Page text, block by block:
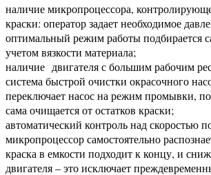
наличие микропроцессора,
краски: оператор задает необходимое
оптимальный режим работы подбирается
учетом вязкости материала;
наличие двигателя с большим рабочим
система быстрой очистки окрасочного
переключает насос на режим промывки,
сама очищается от остатков краски;
автоматический контроль над скоростью
микропроцессор самостоятельно
краска в емкости подходит к концу, и
двигателя – это исключает